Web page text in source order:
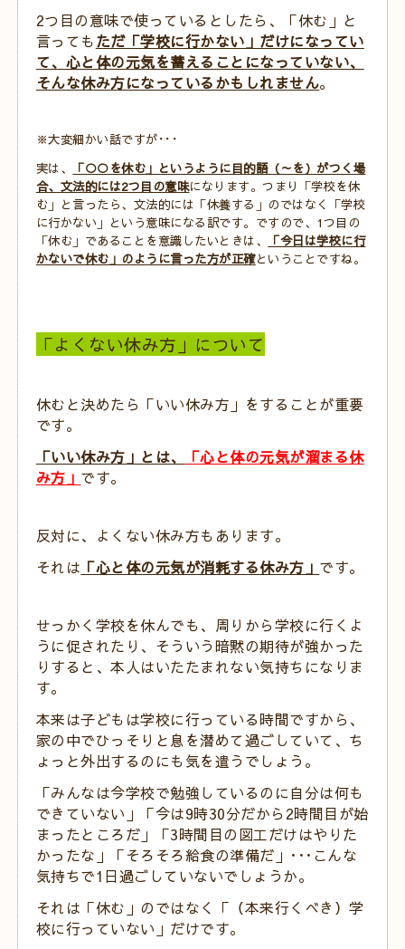
2つ目の意味で使っているとしたら、「休む」と
言ってもただ「学校に行かない」だけになってい
て、心と体の元気を蓄えることになっていない、
そんな休み方になっているかもしれません。
※大変細かい話ですが･･･
実は、
「○○を休む」というように目的語（～を）がつく場
合、文法的には2つ目の意味になります。つまり「学校を休
む」と言ったら、文法的には「休養する」のではなく「学校
に行かない」という意味になる訳です。 ですので、1つ目の
「休む」であることを意識したいときは、
「今日は学校に行
かないで休む」のように言った方が正確ということですね。
「よくない休み方」について
休むと決めたら「いい休み方」をすることが重要
です。
「いい休み方」とは、
「心と体の元気が溜まる休
み方」 です。
反対に、よくない休み方もあります。
それは 「心と体の元気が消耗する休み方」 です。
せっかく学校を休んでも、周りから学校に行くよ
うに促されたり、そういう暗黙の期待が強かった
りすると、本人はいたたまれない気持ちになりま
す。
本来は子どもは学校に行っている時間ですから、
家の中でひっそりと息を潜めて過ごしていて、ち
ょっと外出するのにも気を遣うでしょう。
「みんなは今学校で勉強しているのに自分は何も
できていない」「今は9時30分だから2時間目が始
まったところだ」「3時間目の図工だけはやりた
かったな」「そろそろ給食の準備だ」･･･こんな
気持ちで1日過ごしていないでしょうか。
それは「休む」のではなく「（本来行くべき）学
校に行っていない」だけです。